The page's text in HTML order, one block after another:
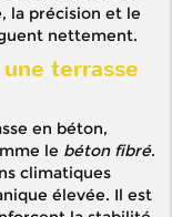
la précision et le
nettement.
terrasse
en béton,
le béton fibré.
climatiques
élevée. Il est